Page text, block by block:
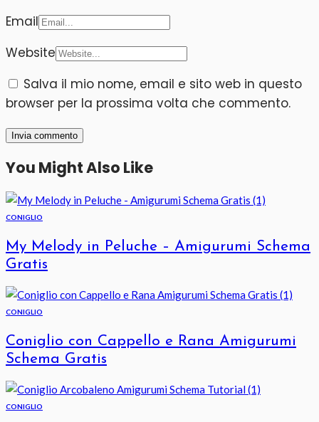
Email
Website
Salva il mio nome, email e sito web in questo
browser per la prossima volta che commento.
You Might Also Like
CONIGLIO
My Melody in Peluche – Amigurumi Schema
Gratis
CONIGLIO
Coniglio con Cappello e Rana Amigurumi
Schema Gratis
CONIGLIO